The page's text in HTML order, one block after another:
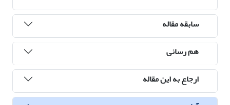
سابقه مقاله
هم رسانی
ارجاع به این مقاله